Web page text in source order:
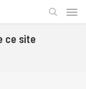
search
ce site